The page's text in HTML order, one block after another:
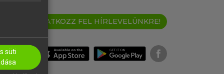
IRATKOZZ FEL HÍRLEVELÜNKRE!
süti